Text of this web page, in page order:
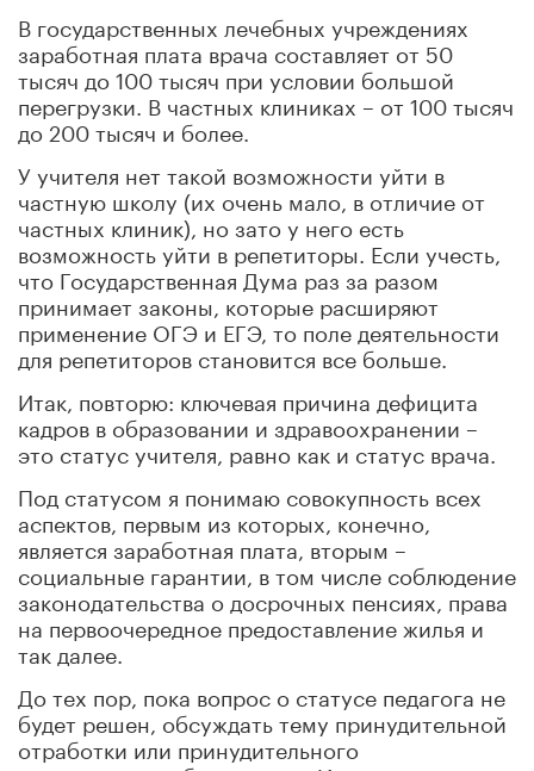
В государственных лечебных учреждениях
заработная плата врача составляет от 50
тысяч до 100 тысяч при условии большой
перегрузки. В частных клиниках – от 100 тысяч
до 200 тысяч и более.
У учителя нет такой возможности уйти в
частную школу (их очень мало, в отличие от
частных клиник), но зато у него есть
возможность уйти в репетиторы. Если учесть,
что Государственная Дума раз за разом
принимает законы, которые расширяют
применение ОГЭ и ЕГЭ, то поле деятельности
для репетиторов становится все больше.
Итак, повторю: ключевая причина дефицита
кадров в образовании и здравоохранении –
это статус учителя, равно как и статус врача.
Под статусом я понимаю совокупность всех
аспектов, первым из которых, конечно,
является заработная плата, вторым –
социальные гарантии, в том числе соблюдение
законодательства о досрочных пенсиях, права
на первоочередное предоставление жилья и
так далее.
До тех пор, пока вопрос о статусе педагога не
будет решен, обсуждать тему принудительной
отработки или принудительного